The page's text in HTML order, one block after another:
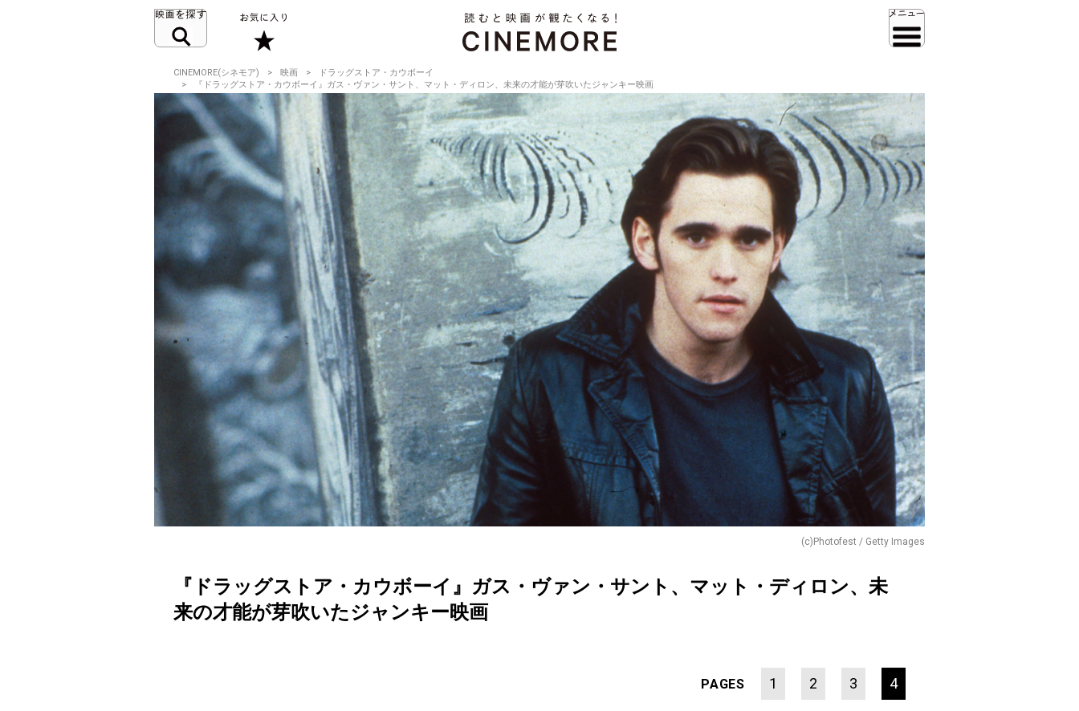
CINEMORE(シネモア) 映画
ドラッグストア・カウボーイ
『ドラッグストア・カウボーイ』ガス・ヴァン・サント、マット・ディロン、未来の才能が芽吹いたジャンキー映画
(c)Photofest / Getty Images
『ドラッグストア・カウボーイ』ガス・ヴァン・サント、マット・ディロン、未
来の才能が芽吹いたジャンキー映画
PAGES 1 2 3 4